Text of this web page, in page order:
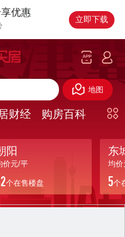
优惠
立即下载
地图
财经 购房百科
阳
价元/平
个在售楼盘
东
均价
5个